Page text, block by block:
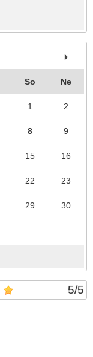
So Ne
1 2
8 9
15 16
22 23
29 30
5/5